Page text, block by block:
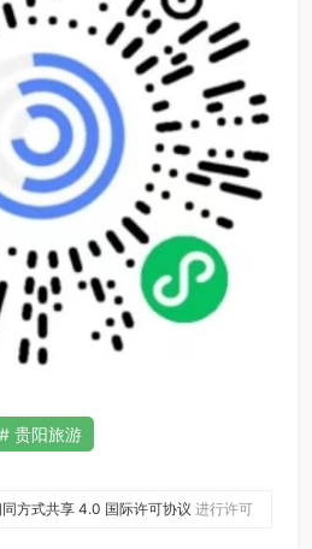
贵阳旅游
方式共享 4.0 国际许可协议 进行许可